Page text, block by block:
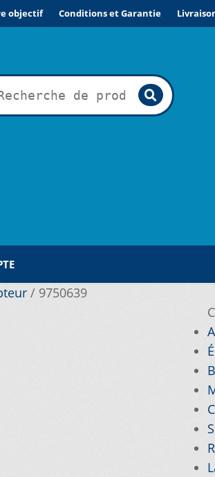
objectif Conditions et Garantie
COMMANDE
JOINDRE LE SERVICE À LA
POUR QUEL TYPE D’APPAREIL
TRUCS ET
/ 9750639